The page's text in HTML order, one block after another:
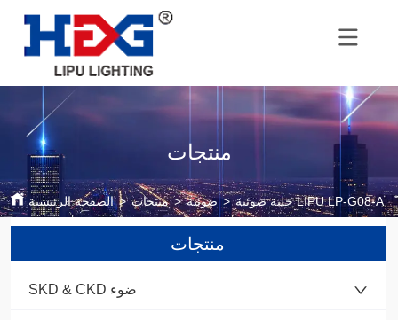
منتجات
الصفحة الرئيسية > منتجات > ضوئية > خلية ضوئية LIPU LP-G08-A
منتجات
SKD & CKD ضوء